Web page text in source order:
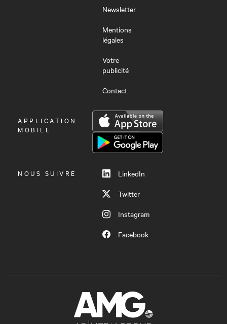
Newsletter
Mentions
légales
Votre
publicité
Contact
OUVRIR
LE
APPLICATION
MOBILE
NOUS SUIVRE
LinkedIn
Twitter
Instagram
Facebook